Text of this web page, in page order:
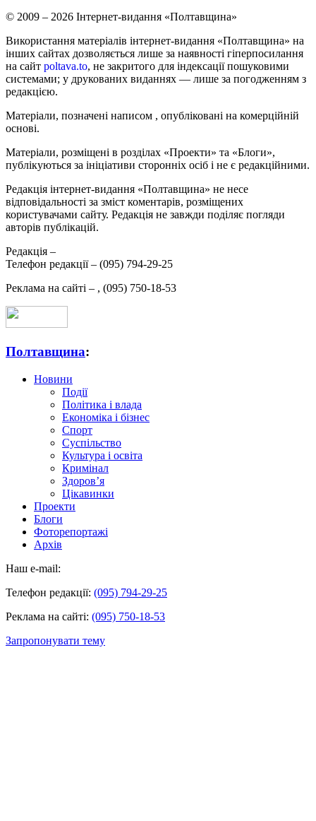
© 2009 – 2026 Інтернет-видання «Полтавщина»
Використання матеріалів інтернет-видання «Полтавщина» на
інших сайтах дозволяється лише за наявності гіперпосилання
на сайт poltava.to, не закритого для індексації пошуковими
системами; у друкованих виданнях — лише за погодженням з
редакцією.
Матеріали, позначені написом , опубліковані на комерційній
основі.
Матеріали, розміщені в розділах «Проекти» та «Блоги»,
публікуються за ініціативи сторонніх осіб і не є редакційними.
Редакція інтернет-видання «Полтавщина» не несе
відповідальності за зміст коментарів, розміщених
користувачами сайту. Редакція не завжди поділяє погляди
авторів публікацій.
Редакція –
Телефон редакції – (095) 794-29-25
Реклама на сайті – , (095) 750-18-53
Полтавщина:
Новини
Події
Політика і влада
Економіка і бізнес
Спорт
Суспільство
Культура і освіта
Кримінал
Здоров’я
Цікавинки
Проекти
Блоги
Фоторепортажі
Архів
Наш e-mail:
Телефон редакції: (095) 794-29-25
Реклама на сайті: (095) 750-18-53
Запропонувати тему